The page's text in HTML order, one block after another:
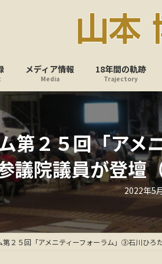
メディア情報
Media
18年間の軌跡
Trajectory
第２５回「ア
議院議員が登壇
最
終
新
日
時
:
2022年5
２５回「アメニティーフォーラム」③石川ひろ